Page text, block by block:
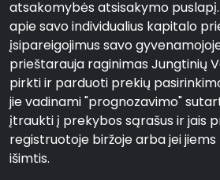
atsakomybės atsisakymo
apie savo individualius kapitalo
įsipareigojimus savo
prieštarauja raginimas Jungtinių
pirkti ir parduoti prekių
jie vadinami "prognozavimo"
įtraukti į prekybos sąrašus ir jais
registruotoje biržoje arba jei
išimtis.